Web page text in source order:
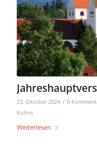
23. Oktober 2024 / 0
Kuhns
Weiterlesen